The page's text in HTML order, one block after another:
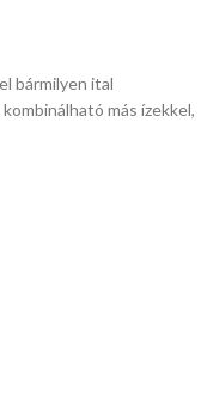
bármilyen ital
más ízekkel,